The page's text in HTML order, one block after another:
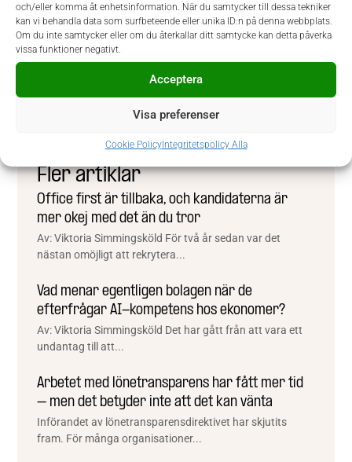
och/eller komma åt enhetsinformation. När du samtycker till dessa tekniker
kan vi behandla data som surfbeteende eller unika ID:n på denna webbplats.
Om du inte samtycker eller om du återkallar ditt samtycke kan detta påverka
vissa funktioner negativt.
Acceptera
Visa preferenser
Cookie PolicyIntegritetspolicy Alla
Caroline Björk
Rekryteringskonsult
Dela gärna inlägget med någon
Fler artiklar
Office first är tillbaka, och kandidaterna är
mer okej med det än du tror
Av: Viktoria Simmingsköld För två år sedan var det
nästan omöjligt att rekrytera...
Vad menar egentligen bolagen när de
efterfrågar AI-kompetens hos ekonomer?
Av: Viktoria Simmingsköld Det har gått från att vara ett
undantag till att...
Arbetet med lönetransparens har fått mer tid
– men det betyder inte att det kan vänta
Införandet av lönetransparensdirektivet har skjutits
fram. För många organisationer...